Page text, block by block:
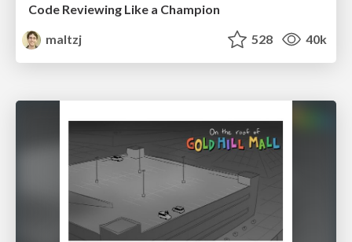
Code Reviewing Like a Champion
maltzj
528 40k